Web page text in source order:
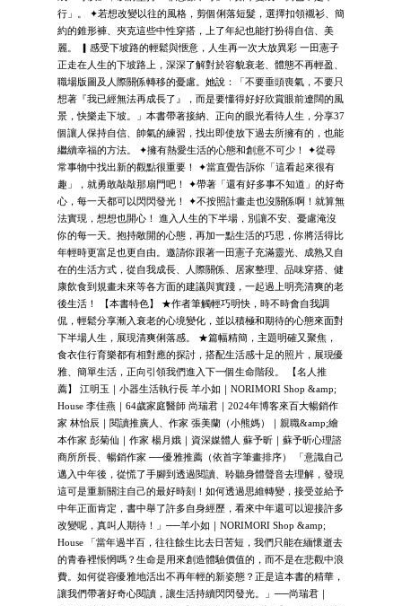
行」。 ✦若想改變以往的風格，剪個俐落短髮，選擇扣領襯衫、簡
約的錐形褲、夾克這些中性穿搭，上了年紀也能打扮得自信、美
麗。 ▎感受下坡路的輕鬆與愜意，人生再一次大放異彩 一田憲子
正走在人生的下坡路上，深深了解對於容貌衰老、體態不再輕盈、
職場版圖及人際關係轉移的憂慮。她說：「不要垂頭喪氣，不要只
想著『我已經無法再成長了』，而是要懂得好好欣賞眼前遼闊的風
景，快樂走下坡。」本書帶著接納、正向的眼光看待人生，分享37
個讓人保持自信、帥氣的練習，找出即使放下過去所擁有的，也能
繼續幸福的方法。 ✦擁有熱愛生活的心態和創意不可少！ ✦從尋
常事物中找出新的觀點很重要！ ✦當直覺告訴你「這看起來很有
趣」，就勇敢敲敲那扇門吧！ ✦帶著「還有好多事不知道」的好奇
心，每一天都可以閃閃發光！ ✦不按照計畫走也沒關係啊！就算無
法實現，想想也開心！ 進入人生的下半場，別讓不安、憂慮淹沒
你的每一天。抱持敞開的心態，再加一點生活的巧思，你將活得比
年輕時更富足也更自由。邀請你跟著一田憲子充滿靈光、成熟又自
在的生活方式，從自我成長、人際關係、居家整理、品味穿搭、健
康飲食到規畫未來等各方面的建議與實踐，一起過上明亮清爽的老
後生活！ 【本書特色】 ★作者筆觸輕巧明快，時不時會自我調
侃，輕鬆分享漸入衰老的心境變化，並以積極和期待的心態來面對
下半場人生，展現清爽俐落感。 ★篇幅精簡，主題明確又聚焦，
食衣住行育樂都有相對應的探討，搭配生活感十足的照片，展現優
雅、簡單生活，正向引領我們進入下一個生命階段。 【名人推
薦】 江明玉｜小器生活執行長 羊小如｜NORIMORI Shop &amp;
House 李佳燕｜64歲家庭醫師 尚瑞君｜2024年博客來百大暢銷作
家 林怡辰｜閱讀推廣人、作家 張美蘭（小熊媽）｜親職&amp;繪
本作家 彭菊仙｜作家 楊月娥｜資深媒體人 蘇予昕｜蘇予昕心理諮
商所所長、暢銷作家 ──優雅推薦（依首字筆畫排序） 「意識自己
邁入中年後，從慌了手腳到透過閱讀、聆聽身體聲音去理解，發現
這可是重新關注自己的最好時刻！如何透過思維轉變，接受並給予
中年正面肯定，書中舉了許多自身經歷，看來中年還可以迎接許多
改變呢，真叫人期待！」──羊小如｜NORIMORI Shop &amp;
House 「當年過半百，往往餘生比去日苦短，我們只能在緬懷逝去
的青春裡悵惘嗎？生命是用來創造體驗價值的，而不是在悲觀中浪
費。如何從容優雅地活出不再年輕的新姿態？正是這本書的精華，
讓我們帶著好奇心閱讀，讓生活持續閃閃發光。」──尚瑞君｜